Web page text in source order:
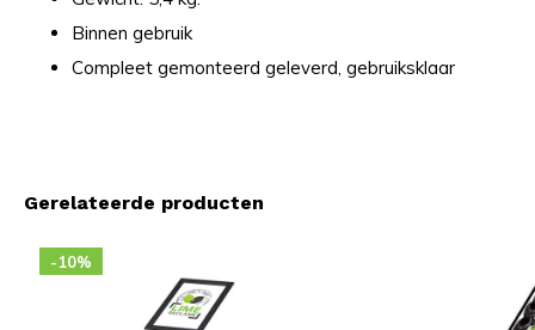
Binnen gebruik
Compleet gemonteerd geleverd, gebruiksklaar
Gerelateerde producten
-10%